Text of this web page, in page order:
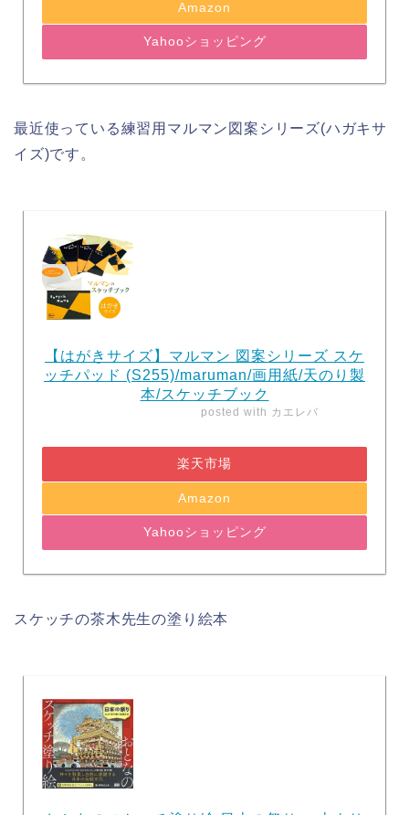
Amazon
Yahooショッピング
最近使っている練習用マルマン図案シリーズ(ハガキサ
イズ)です。
【はがきサイズ】マルマン 図案シリーズ スケ
ッチパッド (S255)/maruman/画用紙/天のり製
本/スケッチブック
posted with カエレバ
楽天市場
Amazon
Yahooショッピング
スケッチの茶木先生の塗り絵本